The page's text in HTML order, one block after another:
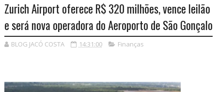
Zurich Airport oferece R$ 320 milhões, vence leilão
e será nova operadora do Aeroporto de São Gonçalo
BLOG JACÓ COSTA 14:31:00 Finanças